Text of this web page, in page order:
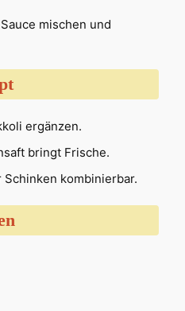
mischen und
ergänzen.
bringt Frische.
Schinken kombinierbar.